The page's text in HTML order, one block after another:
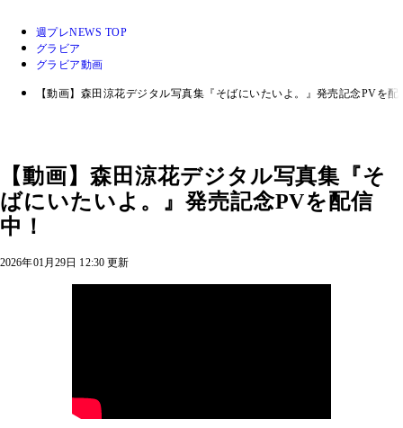
週プレNEWS TOP
グラビア
グラビア動画
【動画】森田涼花デジタル写真集『そばにいたいよ。』発売記念PVを配
【動画】森田涼花デジタル写真集『そ
ばにいたいよ。』発売記念PVを配信
中！
2026年01月29日 12:30 更新